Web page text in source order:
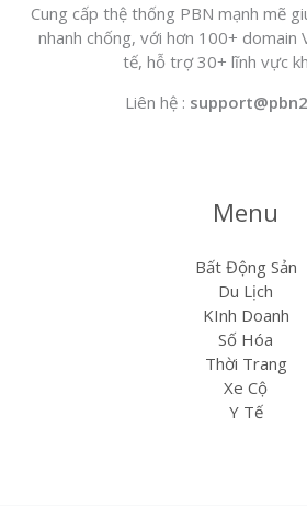
Cung cấp thệ thống PBN mạnh mẽ
nhanh chống, với hơn 100+ domain
tế, hỗ trợ 30+ lĩnh vực
Liên hệ :
Menu
Bất Động Sản
Du Lịch
KInh Doanh
Số Hóa
Thời Trang
Xe Cộ
Y Tế